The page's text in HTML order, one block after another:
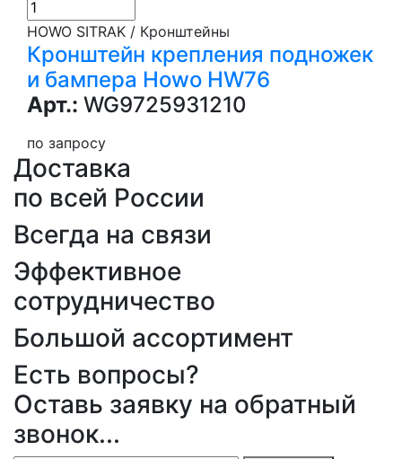
HOWO SITRAK / Кронштейны
Кронштейн крепления подножек
и бампера Howo HW76
Арт.: WG9725931210
по запросу
Доставка
по всей России
Всегда на связи
Эффективное
сотрудничество
Большой ассортимент
Есть вопросы?
Оставь заявку на обратный
звонок...